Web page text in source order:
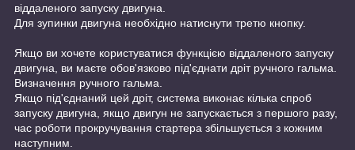
віддаленого запуску двигуна.
Для зупинки двигуна необхідно натиснути третю кнопку.
Якщо ви хочете користуватися функцією віддаленого запуску
двигуна, ви маєте обов'язково під'єднати дріт ручного гальма.
Визначення ручного гальма.
Якщо під'єднаний цей дріт, система виконає кілька спроб
запуску двигуна, якщо двигун не запускається з першого разу,
час роботи прокручування стартера збільшується з кожним
наступним.